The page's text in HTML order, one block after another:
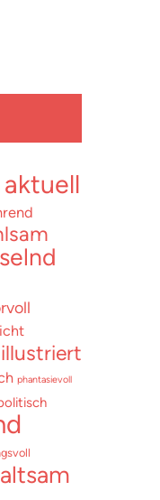
aktuell
phantasievoll